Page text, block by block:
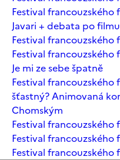
Festival francouzského
Javari + debata po filmu
Festival francouzského
Festival francouzského
Je mi ze sebe špatně
Festival francouzského
šťastný? Animovaná
Chomským
Festival francouzského
Festival francouzského
Festival francouzského